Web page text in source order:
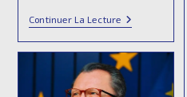
Continuer La LectureLe
Peuple
Azerbaïdjanais
:
Un
Portrait